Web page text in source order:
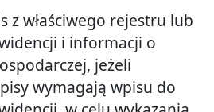
z właściwego rejestru lub
i informacji o
jeżeli
wymagają wpisu do